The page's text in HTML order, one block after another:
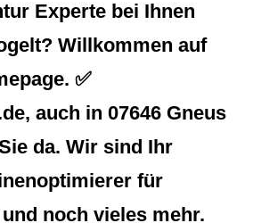
Experte bei Ihnen
Willkommen auf
✅
auch in 07646 Gneus
da. Wir sind Ihr
für
noch vieles mehr.